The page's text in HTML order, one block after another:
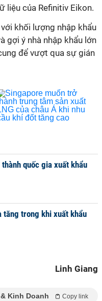
liệu của Refinitiv Eikon.
khối lượng nhập khẩu
gợi ý nhà nhập khẩu lớn
để vượt qua sự gián
quốc gia xuất khẩu
trong khi xuất khẩu
Linh Giang
Kinh Doanh Copy link